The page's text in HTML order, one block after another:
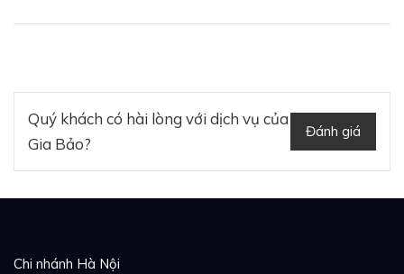
Quý khách có hài lòng với dịch vụ của
Gia Bảo?
Đánh giá
Chi nhánh Hà Nội